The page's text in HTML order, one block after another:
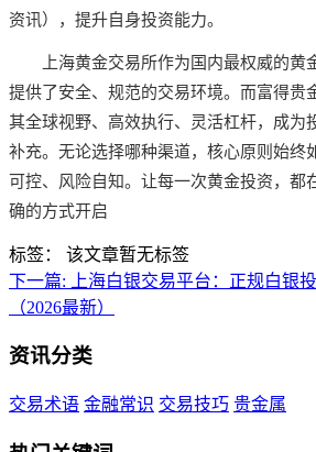
资讯），提升自身投资能力。
上海黄金交易所作为国内最权威的黄
提供了安全、规范的交易环境。而富得贵
其全球视野、高效执行、灵活杠杆，成为
补充。无论选择哪种渠道，核心原则始终
可控、风险自知。让每一次黄金投资，都
确的方式开启
标签：
该文章暂无标签
下一篇: 上海白银交易平台：正规白银
（2026最新）
资讯分类
交易术语 金融常识 交易技巧 贵金属